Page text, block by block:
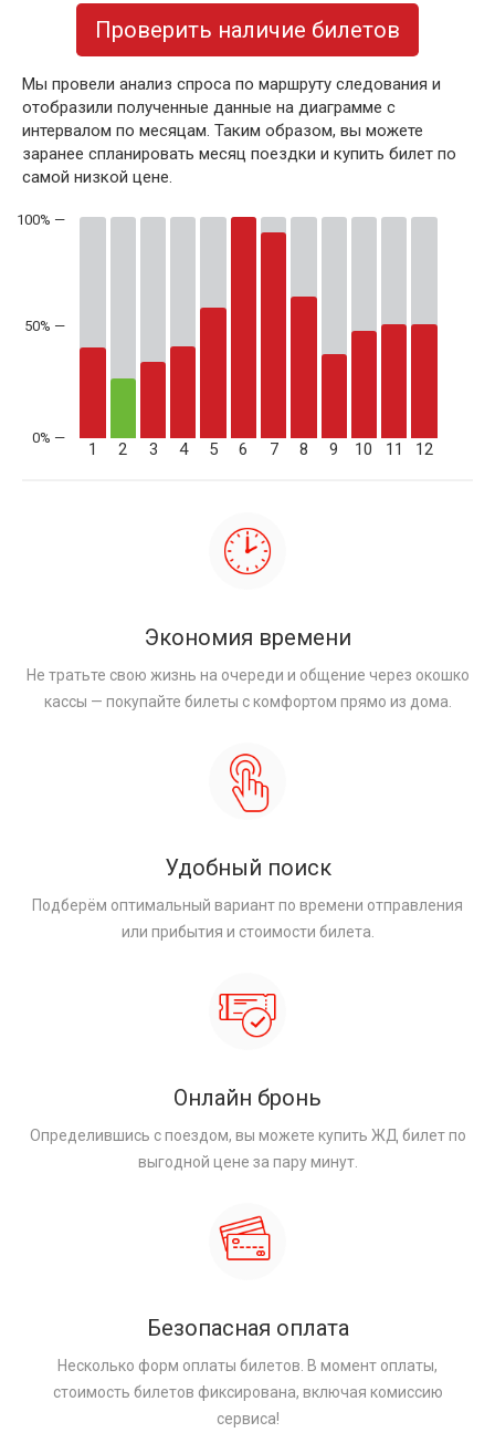
Проверить наличие билетов
Мы провели анализ спроса по маршруту следования и
отобразили полученные данные на диаграмме с
интервалом по месяцам. Таким образом, вы можете
заранее спланировать месяц поездки и купить билет по
самой низкой цене.
50% —
1 2 3 4 5 6 7 8 9 10 11 12
Экономия времени
Не тратьте свою жизнь на очереди и общение через окошко
кассы — покупайте билеты с комфортом прямо из дома.
Удобный поиск
Подберём оптимальный вариант по времени отправления
или прибытия и стоимости билета.
Онлайн бронь
Определившись с поездом, вы можете купить ЖД билет по
выгодной цене за пару минут.
Безопасная оплата
Несколько форм оплаты билетов. В момент оплаты,
стоимость билетов фиксирована, включая комиссию
сервиса!